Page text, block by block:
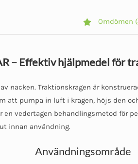
Omdömen
– Effektiv hjälpmedel för
nacken. Traktionskragen är
att pumpa in luft i kragen, höjs den
vedertagen behandlingsmetod för
innan användning.
Användningsområde